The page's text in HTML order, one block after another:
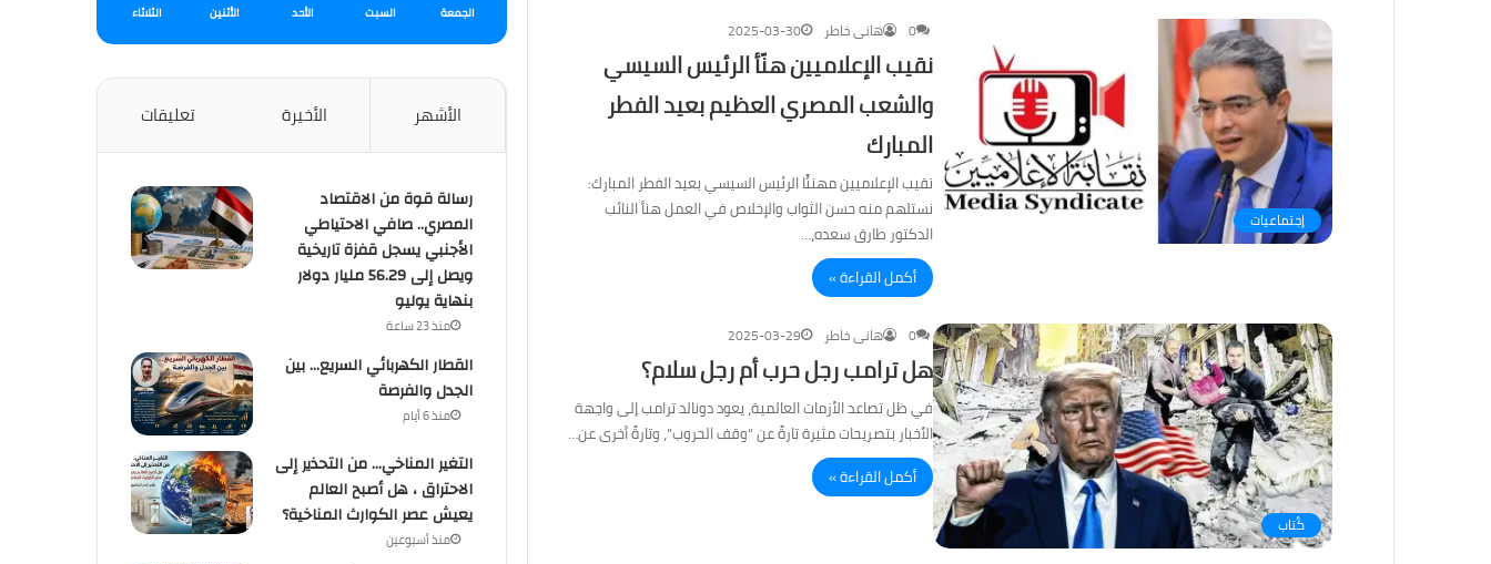
إجتماعيات
هانى خاطر 2025-03-30 0
نقيب الإعلاميين هنّأ الرئيس السيسي
والشعب المصري العظيم بعيد الفطر
المبارك
نقيب الإعلاميين مهنئًا الرئيس السيسي بعيد الفطر المبارك:
نستلهم منه حسن الثواب والإخلاص في العمل هنأ النائب
الدكتور طارق سعده،…
أكمل القراءة »
كُتاب
هانى خاطر 2025-03-29 0
هل ترامب رجل حرب أم رجل سلام؟
في ظل تصاعد الأزمات العالمية، يعود دونالد ترامب إلى واجهة
الأخبار بتصريحات مثيرة تارةً عن “وقف الحروب”، وتارةً أخرى عن…
أكمل القراءة »
الجمعة السبت الأحد الأثنين الثلاثاء
الأشهر الأخيرة تعليقات
رسالة قوة من الاقتصاد
المصري.. صافي الاحتياطي
الأجنبي يسجل قفزة تاريخية
ويصل إلى 56.29 مليار دولار
بنهاية يوليو
منذ 23 ساعة
القطار الكهربائي السريع… بين
الجدل والفرصة
منذ 6 أيام
التغير المناخي… من التحذير إلى
الاحتراق ، هل أصبح العالم
يعيش عصر الكوارث المناخية؟
منذ أسبوعين